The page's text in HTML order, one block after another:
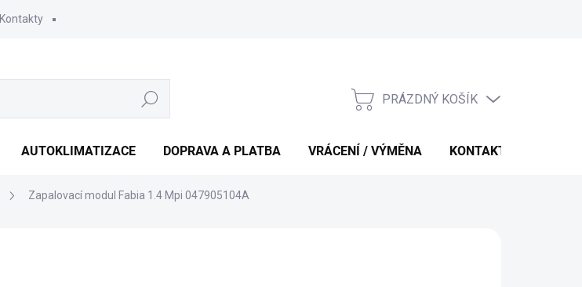
Kontakty
Hledat
NÁKUPNÍ
PRÁZDNÝ KOŠÍK
AUTOKLIMATIZACE DOPRAVA A PLATBA VRÁCENÍ / VÝMĚNA KONTAKTY
Zapalovací modul Fabia 1.4 Mpi 047905104A